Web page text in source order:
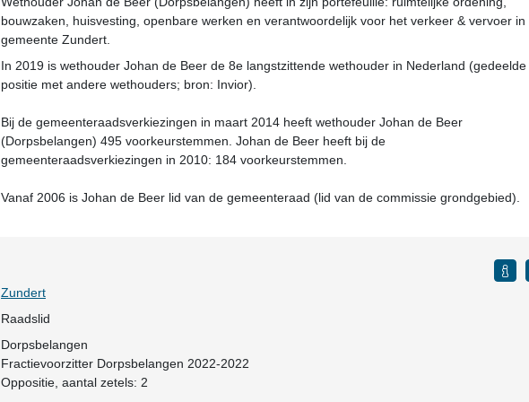
bouwzaken, huisvesting, openbare werken en verantwoordelijk voor het verkeer & vervoer in
gemeente Zundert.
In 2019 is wethouder Johan de Beer de 8e langstzittende wethouder in Nederland (gedeelde
positie met andere wethouders; bron: Invior).
Bij de gemeenteraadsverkiezingen in maart 2014 heeft wethouder Johan de Beer
(Dorpsbelangen) 495 voorkeurstemmen. Johan de Beer heeft bij de
gemeenteraadsverkiezingen in 2010: 184 voorkeurstemmen.
Vanaf 2006 is Johan de Beer lid van de gemeenteraad (lid van de commissie grondgebied).
Zundert
Raadslid
Dorpsbelangen
Fractievoorzitter Dorpsbelangen 2022-2022
Oppositie , aantal zetels: 2